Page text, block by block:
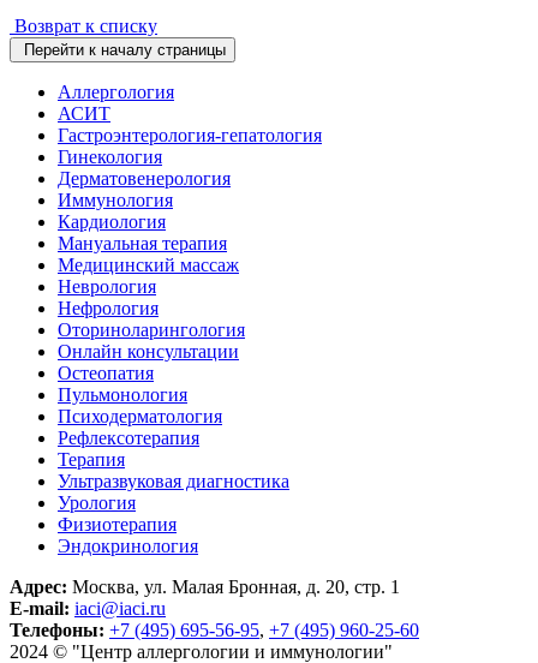
Возврат к списку
Перейти к началу страницы
Аллергология
АСИТ
Гастроэнтерология-гепатология
Гинекология
Дерматовенерология
Иммунология
Кардиология
Мануальная терапия
Медицинский массаж
Неврология
Нефрология
Оториноларингология
Онлайн консультации
Остеопатия
Пульмонология
Психодерматология
Рефлексотерапия
Терапия
Ультразвуковая диагностика
Урология
Физиотерапия
Эндокринология
Адрес: Москва, ул. Малая Бронная, д. 20, стр. 1
E-mail: iaci@iaci.ru
Телефоны: +7 (495) 695-56-95, +7 (495) 960-25-60
2024 © "Центр аллергологии и иммунологии"